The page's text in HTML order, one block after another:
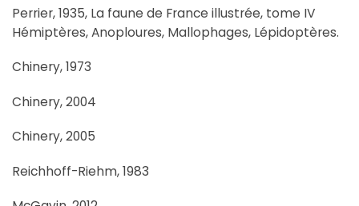
Perrier, 1935, La faune de France illustrée, tome IV
Hémiptères, Anoploures, Mallophages, Lépidoptères.
Chinery, 1973
Chinery, 2004
Chinery, 2005
Reichhoff-Riehm, 1983